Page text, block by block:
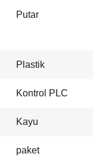
Putar
Plastik
Kontrol PLC
Kayu
paket